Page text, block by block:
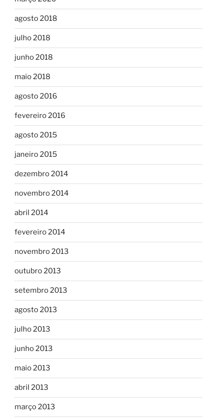
agosto 2018
julho 2018
junho 2018
maio 2018
agosto 2016
fevereiro 2016
agosto 2015
janeiro 2015
dezembro 2014
novembro 2014
abril 2014
fevereiro 2014
novembro 2013
outubro 2013
setembro 2013
agosto 2013
julho 2013
junho 2013
maio 2013
abril 2013
março 2013